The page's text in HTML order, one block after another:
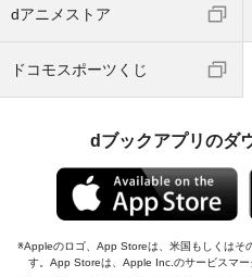
dアニメストア
ドコモスポーツくじ
dブックアプリのダ
Appleのロゴ、App Storeは、米国もしくはそ
す。App Storeは、Apple Inc.のサービスマー